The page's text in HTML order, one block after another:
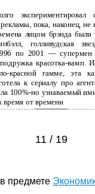
экспериментировал
пока, наконец, не
лицом брэнда были
голливудская
по 2001 — супермен
красотка-вамп.
красной гамме, эта
к сериалу про
100%-но узнаваемый
от времени
11 / 19
предмете